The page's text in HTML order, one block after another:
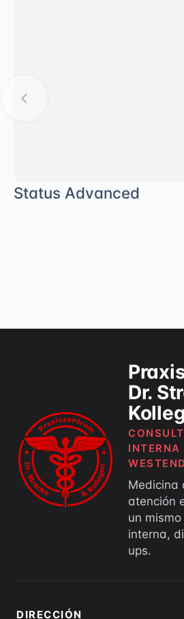
Status Advanced
Dr.
INTERNA
WESTEND
Medicina
atención
un
interna,
ups.
DIRECCIÓN